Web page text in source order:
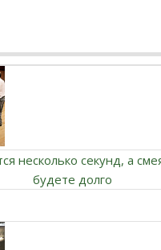
несколько секунд, а
будете долго